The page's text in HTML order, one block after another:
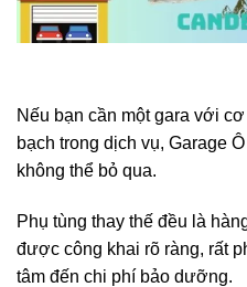
Nếu bạn cần một gara với
bạch trong dịch vụ, Garage
không thể bỏ qua.
Phụ tùng thay thế đều là
được công khai rõ ràng, rất
tâm đến chi phí bảo dưỡng.